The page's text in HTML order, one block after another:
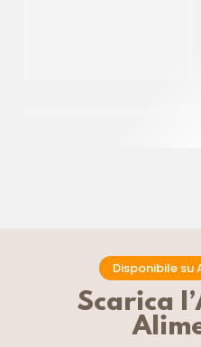
Disponibile su
Scarica